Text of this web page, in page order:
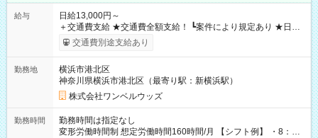
給与
日給13,000円～
＋交通費支給 ★交通費全額支給！ ┗案件により規定あり ★日払
いOK！（規定あり） ┗働いたその日に現金GET♪ お仕事後はコ
ンビニATMから 日払い分を引き落とせます！ 【試用期間】試
交通費別途支給あり
勤務地
横浜市港北区
神奈川県横浜市港北区（最寄り駅：新横浜駅）
株式会社ワンベルウッズ
勤務時間
勤務時間は指定なし
変形労働時間制 想定労働時間160時間/月 【シフト例】 ・8：00